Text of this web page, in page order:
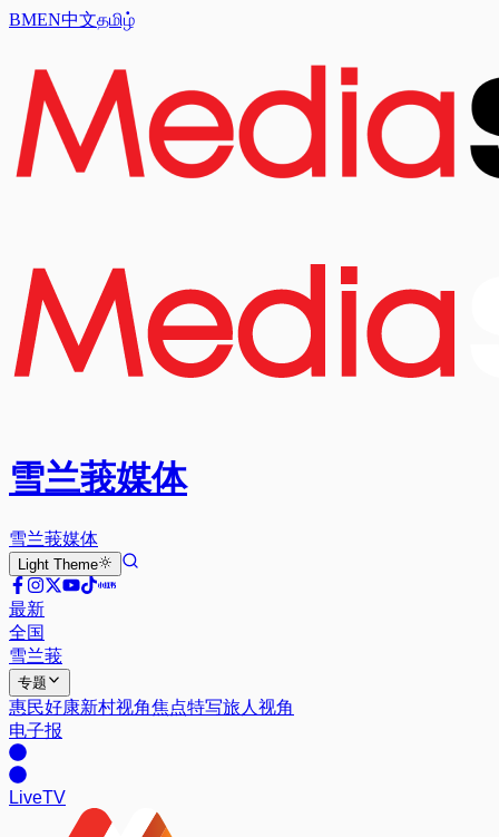
BMEN中文தமிழ்
雪兰莪媒体
雪兰莪媒体
Light Theme
最新
全国
雪兰莪
专题
惠民好康新村视角焦点特写旅人视角
电子报
LiveTV